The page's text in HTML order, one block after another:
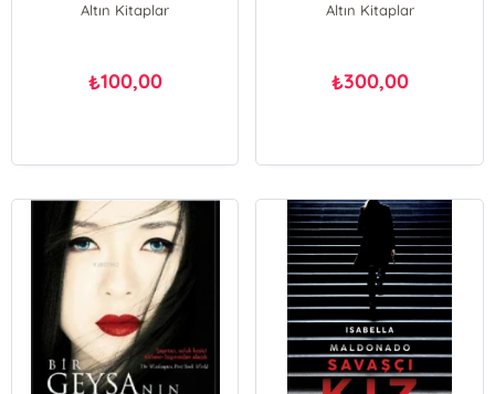
Altın Kitaplar
₺100,00
Reşit Aşçıoğlu
Altın Kitaplar
₺300,00